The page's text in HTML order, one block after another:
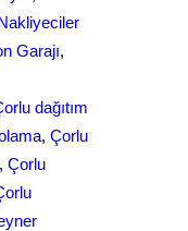
Garajı
dağıtım
, Çorlu
, Çorlu